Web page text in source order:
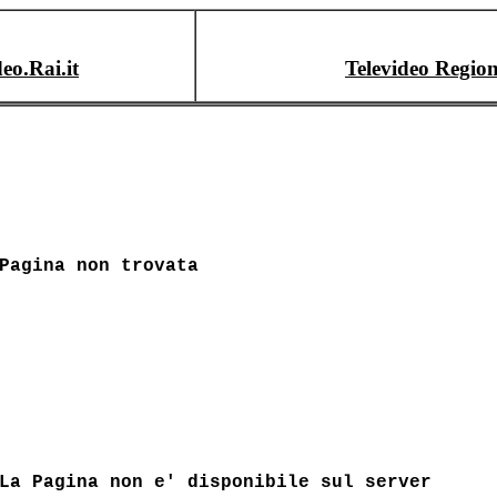
Televideo
Pagina non trovata
La Pagina non e' disponibile sul server